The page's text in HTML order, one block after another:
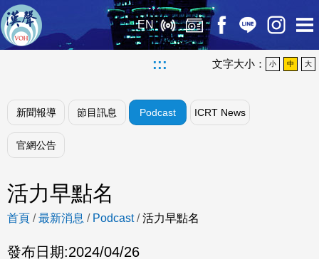
EN
::: 文字大小： 小 中 大
新聞報導 節目訊息 Podcast ICRT News
官網公告
活力早點名
首頁 /最新消息 / Podcast /活力早點名
發布日期:2024/04/26